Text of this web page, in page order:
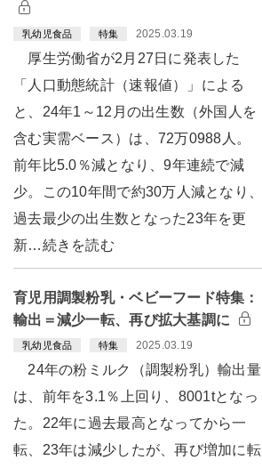
乳幼児食品 特集 2025.03.19
厚生労働省が2月27日に発表した
「人口動態統計（速報値）」による
と、24年1～12月の出生数（外国人を
含む実需ベース）は、72万0988人。
前年比5.0％減となり、9年連続で減
少。この10年間で約30万人減となり、
過去最少の出生数となった23年を更
新…続きを読む
育児用調製粉乳・ベビーフード特集：
輸出＝減少一転、再び拡大基調に
乳幼児食品 特集 2025.03.19
24年の粉ミルク（調製粉乳）輸出量
は、前年を3.1％上回り、8001tとなっ
た。22年に過去最高となってから一
転、23年は減少したが、再び増加に転